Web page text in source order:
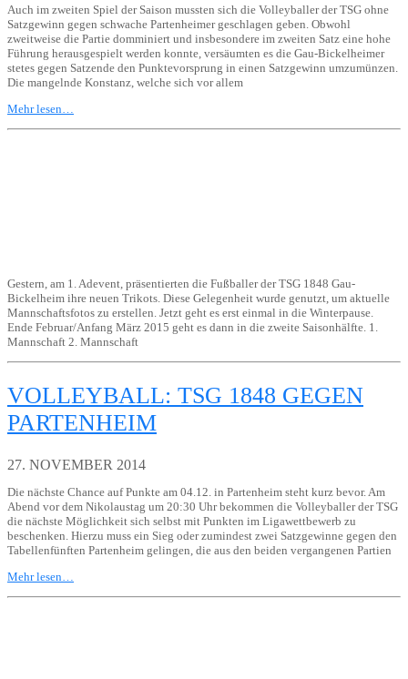
Auch im zweiten Spiel der Saison mussten sich die Volleyballer der TSG ohne
Satzgewinn gegen schwache Partenheimer geschlagen geben. Obwohl
zweitweise die Partie domminiert und insbesondere im zweiten Satz eine hohe
Führung herausgespielt werden konnte, versäumten es die Gau-Bickelheimer
stetes gegen Satzende den Punktevorsprung in einen Satzgewinn umzumünzen.
Die mangelnde Konstanz, welche sich vor allem
Mehr lesen…
Gestern, am 1. Adevent, präsentierten die Fußballer der TSG 1848 Gau-
Bickelheim ihre neuen Trikots. Diese Gelegenheit wurde genutzt, um aktuelle
Mannschaftsfotos zu erstellen. Jetzt geht es erst einmal in die Winterpause.
Ende Februar/Anfang März 2015 geht es dann in die zweite Saisonhälfte. 1.
Mannschaft 2. Mannschaft
VOLLEYBALL: TSG 1848 GEGEN
PARTENHEIM
27. NOVEMBER 2014
Die nächste Chance auf Punkte am 04.12. in Partenheim steht kurz bevor. Am
Abend vor dem Nikolaustag um 20:30 Uhr bekommen die Volleyballer der TSG
die nächste Möglichkeit sich selbst mit Punkten im Ligawettbewerb zu
beschenken. Hierzu muss ein Sieg oder zumindest zwei Satzgewinne gegen den
Tabellenfünften Partenheim gelingen, die aus den beiden vergangenen Partien
Mehr lesen…